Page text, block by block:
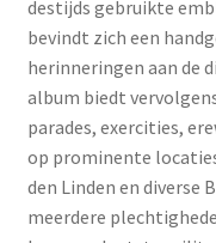
destijds gebruikte
bevindt zich een
herinneringen aan de
album biedt
parades, exercities,
op prominente
den Linden en diverse
meerdere